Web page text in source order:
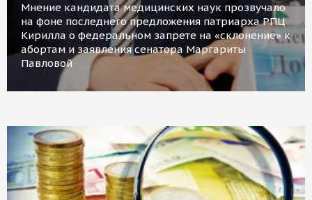
Мнение кандидата медицинских наук прозвучало
на фоне последнего предложения патриарха РПЦ
Кирилла о федеральном запрете на «склонение» к
абортам и заявления сенатора Маргариты
Павловой